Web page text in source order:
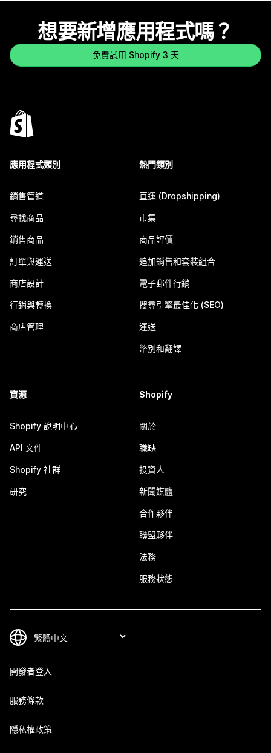
想要新增應用程式嗎？
免費試用 Shopify 3 天
應用程式類別
銷售管道
尋找商品
銷售商品
訂單與運送
商店設計
行銷與轉換
商店管理
熱門類別
直運 (Dropshipping)
市集
商品評價
追加銷售和套裝組合
電子郵件行銷
搜尋引擎最佳化 (SEO)
運送
幣別和翻譯
資源
Shopify 說明中心
API 文件
Shopify 社群
研究
Shopify
關於
職缺
投資人
新聞媒體
合作夥伴
聯盟夥伴
法務
服務狀態
開發者登入
服務條款
隱私權政策